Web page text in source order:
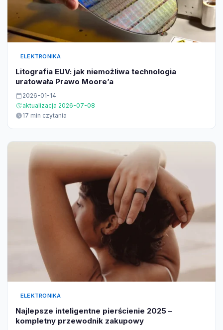
ELEKTRONIKA
Litografia EUV: jak niemożliwa technologia
uratowała Prawo Moore’a
2026-01-14
aktualizacja 2026-07-08
17 min czytania
ELEKTRONIKA
Najlepsze inteligentne pierścienie 2025 –
kompletny przewodnik zakupowy